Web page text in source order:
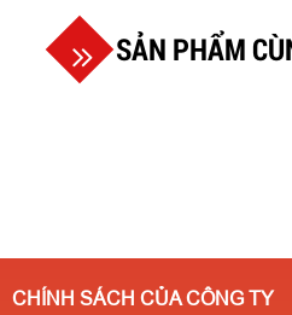
SẢN PHẨM
CHÍNH SÁCH CỦA CÔNG TY